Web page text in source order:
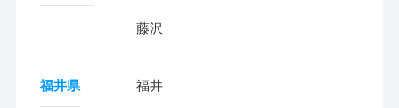
藤沢
福井県 福井